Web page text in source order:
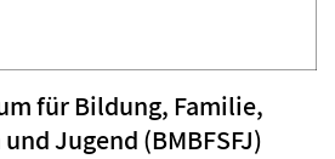
für Bildung, Familie,
Jugend (BMBFSFJ)